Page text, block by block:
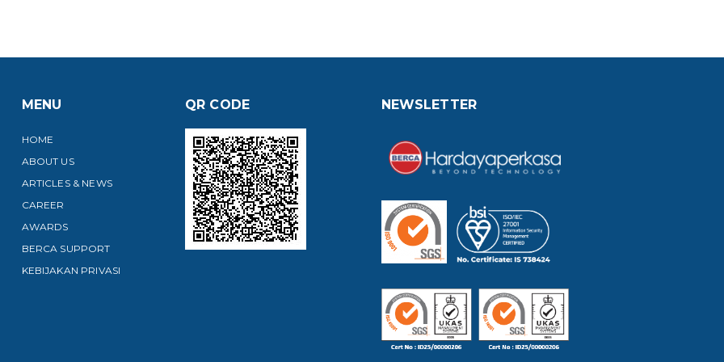
MENU
HOME
ABOUT US
ARTICLES & NEWS
CAREER
AWARDS
BERCA SUPPORT
KEBIJAKAN PRIVASI
QR CODE NEWSLETTER